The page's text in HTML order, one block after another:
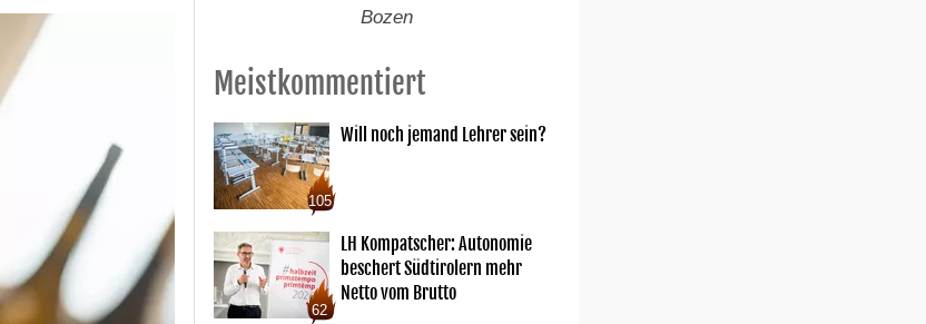
Bozen
Meistkommentiert
105
Will noch jemand Lehrer sein?
62
LH Kompatscher: Autonomie
beschert Südtirolern mehr
Netto vom Brutto